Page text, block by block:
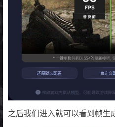
之后我们进入就可以看到帧生